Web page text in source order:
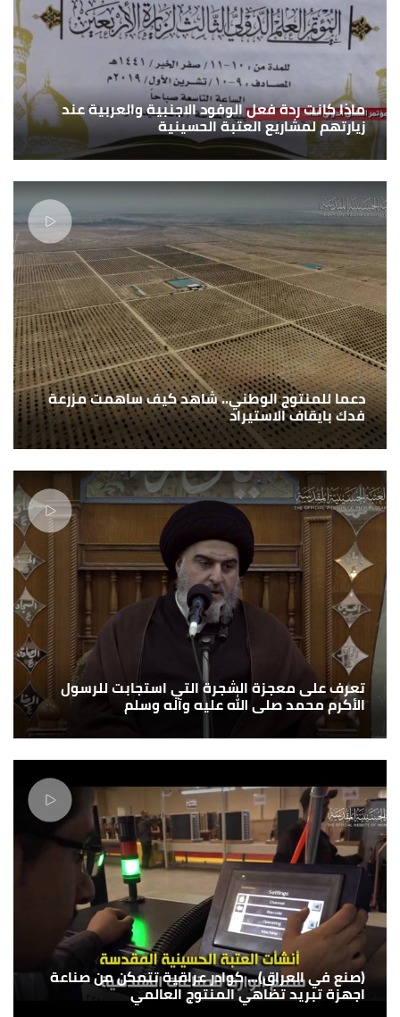
ماذا كانت ردة فعل الوفود الاجنبية والعربية عند
زيارتهم لمشاريع العتبة الحسينية
دعما للمنتوج الوطني.. شاهد كيف ساهمت مزرعة
فدك بايقاف الاستيراد
تعرف على معجزة الشجرة التي استجابت للرسول
الأكرم محمد صلى الله عليه وآله وسلم
(صنع في العراق)... كوادر عراقية تتمكن من صناعة
اجهزة تبريد تضاهي المنتوج العالمي